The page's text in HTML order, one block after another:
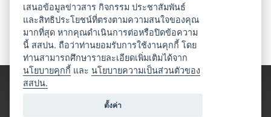
เสนอข้อมูลข่าวสาร กิจกรรม ประชาสัมพันธ์
และสิทธิประโยชน์ที่ตรงตามความสนใจของคุณ
มากที่สุด หากคุณดำเนินการต่อหรือปิดข้อความ
นี้ สสปน. ถือว่าท่านยอมรับการใช้งานคุกกี้ โดย
ท่านสามารถศึกษารายละเอียดเพิ่มเติมได้จาก
นโยบายคุกกี้ และนโยบายความเป็นส่วนตัวของ
สสปน.
ตั้งค่า